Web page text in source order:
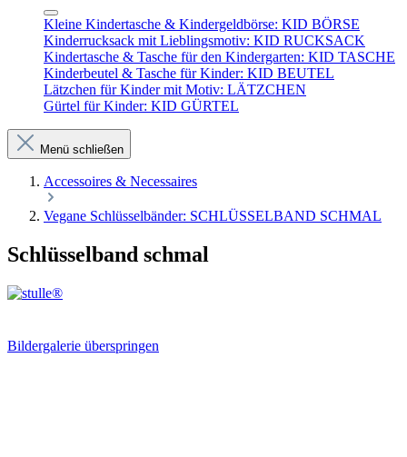
Kleine Kindertasche & Kindergeldbörse: KID BÖRSE
Kinderrucksack mit Lieblingsmotiv: KID RUCKSACK
Kindertasche & Tasche für den Kindergarten: KID TASCHE
Kinderbeutel & Tasche für Kinder: KID BEUTEL
Lätzchen für Kinder mit Motiv: LÄTZCHEN
Gürtel für Kinder: KID GÜRTEL
Menü schließen
Accessoires & Necessaires
Vegane Schlüsselbänder: SCHLÜSSELBAND SCHMAL
Schlüsselband schmal
Bildergalerie überspringen